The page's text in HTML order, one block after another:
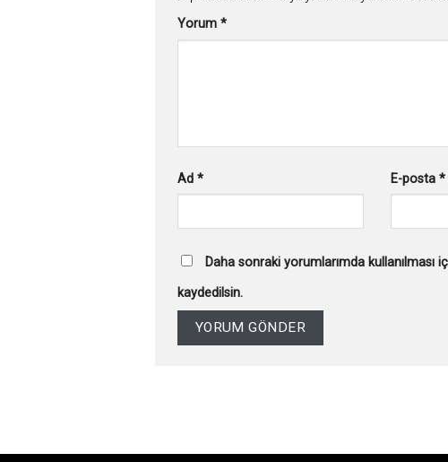
Yorum *
Ad * E-posta *
Daha sonraki yorumlarımda kullanılması
kaydedilsin.